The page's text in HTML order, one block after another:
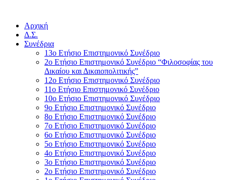
Αρχική
Δ.Σ.
Συνέδρια
13ο Ετήσιο Επιστημονικό Συνέδριο
2ο Ετήσιο Επιστημονικό Συνέδριο “Φιλοσοφίας του
Δικαίου και Δικαιοπολιτικής”
12ο Ετήσιο Επιστημονικό Συνέδριο
11ο Ετήσιο Επιστημονικό Συνέδριο
10ο Ετήσιο Επιστημονικό Συνέδριο
9ο Ετήσιο Επιστημονικό Συνέδριο
8ο Ετήσιο Επιστημονικό Συνέδριο
7ο Ετήσιο Επιστημονικό Συνέδριο
6ο Ετήσιο Επιστημονικό Συνέδριο
5ο Ετήσιο Επιστημονικό Συνέδριο
4ο Ετήσιο Επιστημονικό Συνέδριο
3ο Ετήσιο Επιστημονικό Συνέδριο
2ο Ετήσιο Επιστημονικό Συνέδριο